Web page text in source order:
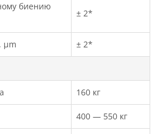
биению
± 2*
µm ± 2*
160 кг
400 — 550 кг